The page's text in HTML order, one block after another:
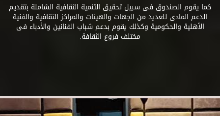
كما يقوم الصندوق فى سبيل تحقيق التنمية الثقافية الشاملة بتقديم
الدعم المادى للعديد من الجهات والهيئات والمراكز الثقافية والفنية
الأهلية والحكومية وكذلك يقوم بدعم شباب الفنانين والأدباء فى
مختلف فروع الثقافة.